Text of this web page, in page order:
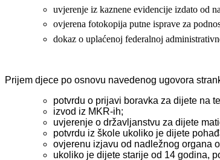
uvjerenje iz kaznene evidencije izdato od
ovjerena fotokopija putne isprave za
dokaz o uplaćenoj federalnoj
Prijem djece po osnovu navedenog ugovora
potvrdu o prijavi boravka za dijete na
izvod iz MKR-ih;
uvjerenje o državljanstvu za dijete
potvrdu iz škole ukoliko je dijete
ovjerenu izjavu od nadležnog organa
ukoliko je dijete starije od 14 godina,